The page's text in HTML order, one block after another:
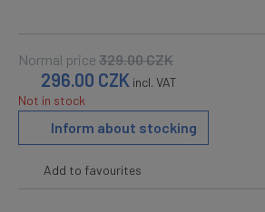
Normal price 329.00CZK
296.00 CZK incl. VAT
Not in stock
Inform about stocking
Add to favourites